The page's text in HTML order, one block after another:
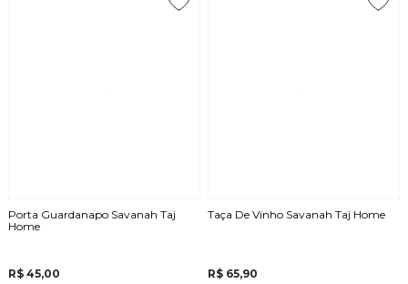
Porta Guardanapo Savanah Taj
Home
R$ 45,00
Taça De Vinho Savanah Taj Home
R$ 65,90